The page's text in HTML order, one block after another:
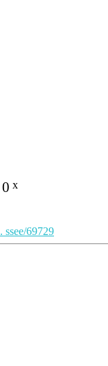
0 x
ssee/69729